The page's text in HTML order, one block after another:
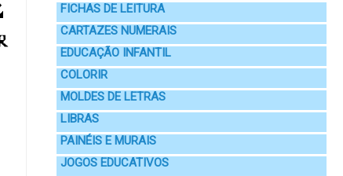
FICHAS DE LEITURA
CARTAZES NUMERAIS
EDUCAÇÃO INFANTIL
COLORIR
MOLDES DE LETRAS
LIBRAS
PAINÉIS E MURAIS
JOGOS EDUCATIVOS